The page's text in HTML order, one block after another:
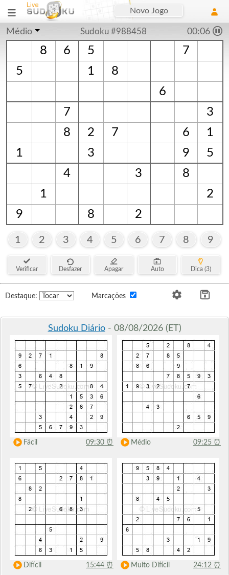
Novo Jogo
Médio Sudoku #988458 00:06
8 6 5
7
5
1
8
6
7
3
8
2 7 6
1
1
3 9
5
4
3
8
1
2
9
8 2
1 2 3 4 5 6 7 8 9
Verificar Desfazer Apagar Auto Dica (3)
Destaque: Marcações
Sudoku Diário- 08/08/2026 (ET)
Fácil 09:30 ⏰ Médio 09:25 ⏰
Difícil 15:44 ⏰ Muito Difícil 24:12 ⏰